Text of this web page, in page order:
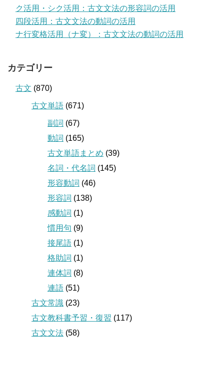
ク活用・シク活用：古文文法の形容詞の活用
四段活用：古文文法の動詞の活用
ナ行変格活用（ナ変）：古文文法の動詞の活用
カテゴリー
古文 (870)
古文単語 (671)
副詞 (67)
動詞 (165)
古文単語まとめ (39)
名詞・代名詞 (145)
形容動詞 (46)
形容詞 (138)
感動詞 (1)
慣用句 (9)
接尾語 (1)
格助詞 (1)
連体詞 (8)
連語 (51)
古文常識 (23)
古文教科書予習・復習 (117)
古文文法 (58)